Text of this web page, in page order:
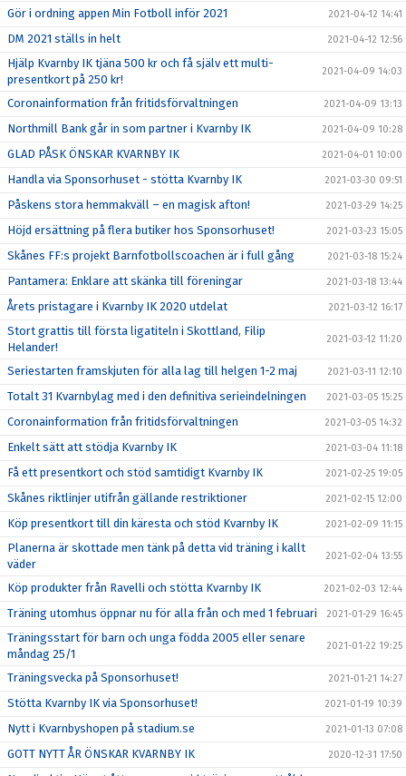
Gör i ordning appen Min Fotboll inför 2021 2021-04-12 14:41
DM 2021 ställs in helt 2021-04-12 12:56
Hjälp Kvarnby IK tjäna 500 kr och få själv ett multi-
presentkort på 250 kr!
2021-04-09 14:03
Coronainformation från fritidsförvaltningen 2021-04-09 13:13
Northmill Bank går in som partner i Kvarnby IK 2021-04-09 10:28
GLAD PÅSK ÖNSKAR KVARNBY IK 2021-04-01 10:00
Handla via Sponsorhuset - stötta Kvarnby IK 2021-03-30 09:51
Påskens stora hemmakväll – en magisk afton! 2021-03-29 14:25
Höjd ersättning på flera butiker hos Sponsorhuset! 2021-03-23 15:05
Skånes FF:s projekt Barnfotbollscoachen är i full gång 2021-03-18 15:24
Pantamera: Enklare att skänka till föreningar 2021-03-18 13:44
Årets pristagare i Kvarnby IK 2020 utdelat 2021-03-12 16:17
Stort grattis till första ligatiteln i Skottland, Filip
Helander!
2021-03-12 11:20
Seriestarten framskjuten för alla lag till helgen 1-2 maj 2021-03-11 12:10
Totalt 31 Kvarnbylag med i den definitiva serieindelningen 2021-03-05 15:25
Coronainformation från fritidsförvaltningen 2021-03-05 14:32
Enkelt sätt att stödja Kvarnby IK 2021-03-04 11:18
Få ett presentkort och stöd samtidigt Kvarnby IK 2021-02-25 19:05
Skånes riktlinjer utifrån gällande restriktioner 2021-02-15 12:00
Köp presentkort till din käresta och stöd Kvarnby IK 2021-02-09 11:15
Planerna är skottade men tänk på detta vid träning i kallt
väder
2021-02-04 13:55
Köp produkter från Ravelli och stötta Kvarnby IK 2021-02-03 12:44
Träning utomhus öppnar nu för alla från och med 1 februari 2021-01-29 16:45
Träningsstart för barn och unga födda 2005 eller senare
måndag 25/1
2021-01-22 19:25
Träningsvecka på Sponsorhuset! 2021-01-21 14:27
Stötta Kvarnby IK via Sponsorhuset! 2021-01-19 10:39
Nytt i Kvarnbyshopen på stadium.se 2021-01-13 07:08
GOTT NYTT ÅR ÖNSKAR KVARNBY IK 2020-12-31 17:50